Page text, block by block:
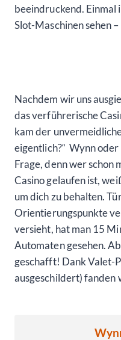
beeindruckend. Einmal
Slot-Maschinen sehen
Nachdem wir uns
das verführerische
kam der
eigentlich?“ Wynn
Frage, denn wer schon
Casino gelaufen ist,
um dich zu behalten.
Orientierungspunkte
versieht, hat man 15
Automaten gesehen.
geschafft! Dank Valet-
ausgeschildert) fanden